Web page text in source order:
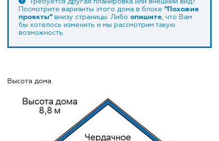
Требуется другая планировка или внешний вид?
Посмотрите варианты этого дома в блоке "Похожие
проекты" внизу страницы. Либо опишите, что Вам
бы хотелось изменить и мы рассмотрим такую
возможность.
Высота дома